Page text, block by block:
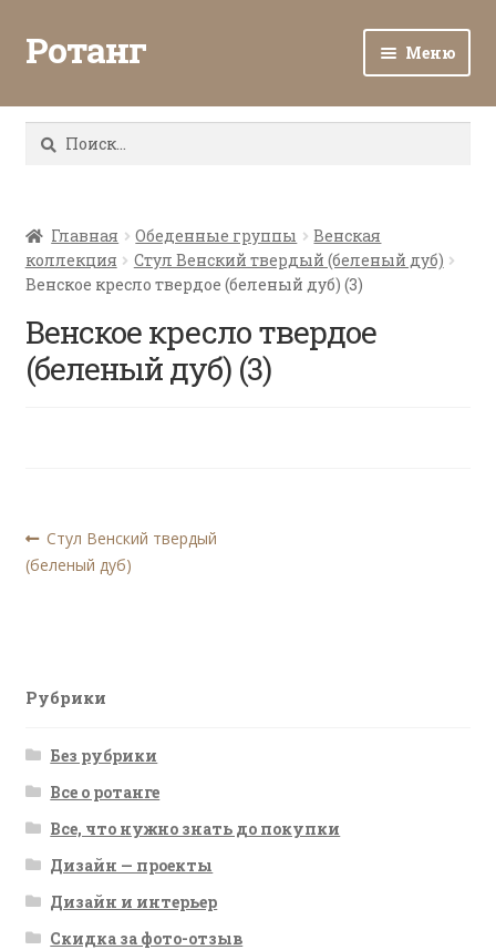
Ротанг Меню
Каталог
Все о ротанге
Ротанг оптом
Найти:
Главная Обеденные группы
Венская
коллекция
Стул Венский твердый (беленый дуб)
Венское кресло твердое (беленый дуб) (3)
Венское кресло твердое
(беленый дуб) (3)
Навигация
по
Предыдущая
запись:
Стул Венский твердый
(беленый дуб)
Рубрики
Без рубрики
Все о ротанге
Все, что нужно знать до покупки
Дизайн — проекты
Дизайн и интерьер
Скидка за фото-отзыв